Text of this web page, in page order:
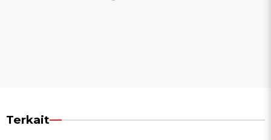
Terkait